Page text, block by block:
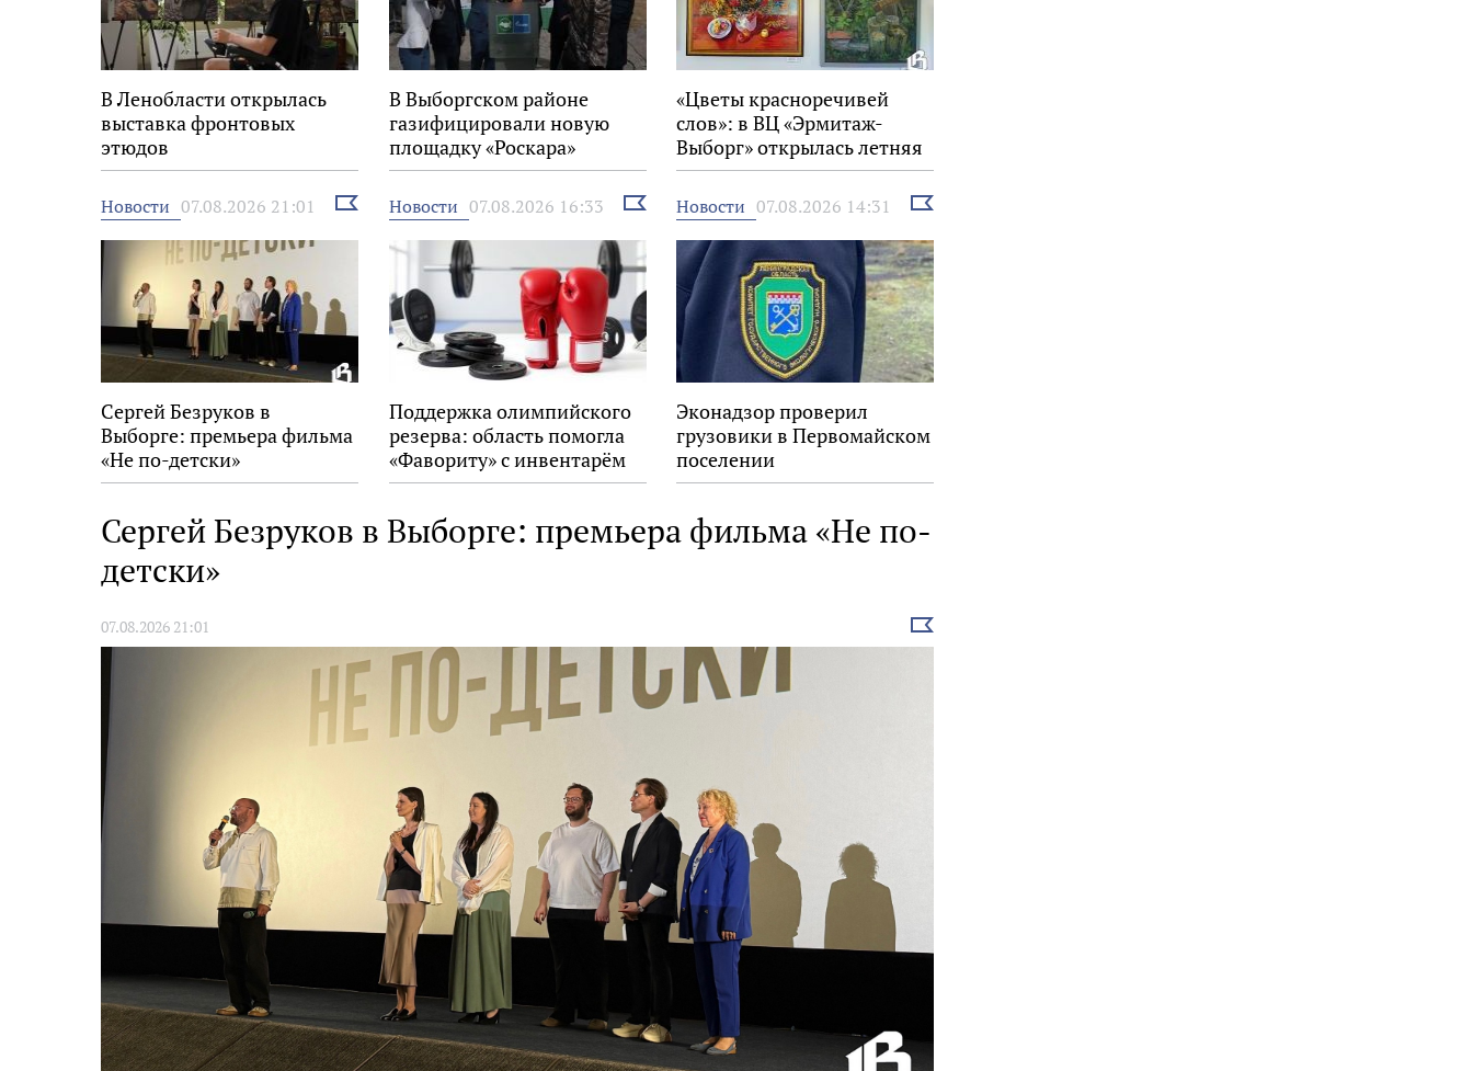
В Ленобласти открылась
выставка фронтовых
этюдов
В Выборгском районе
газифицировали новую
площадку «Роскара»
«Цветы красноречивей
слов»: в ВЦ «Эрмитаж-
Выборг» открылась летняя
выставка
Новости 07.08.2026 21:01
Выбрать
новость
Сергей Безруков в
Выборге: премьера фильма
«Не по-детски»
Новости 07.08.2026 16:33
Выбрать
новость
Поддержка олимпийского
резерва: область помогла
«Фавориту» с инвентарём
Новости 07.08.2026 14:31
Выбрать
Эконадзор проверил
грузовики в Первомайском
поселении
Сергей Безруков в Выборге: премьера фильма «Не по-
детски»
07.08.2026 21:01
Выбрать
новость